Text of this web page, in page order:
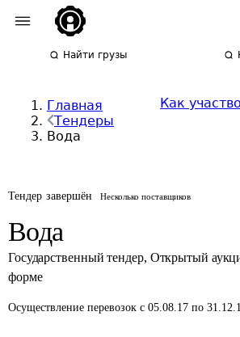
Найти грузы
Главная
Тендеры
Вода
Как
Тендер завершён Несколько поставщиков
Вода
Государственный тендер, Открытый
форме
Осуществление перевозок с 05.08.17 по